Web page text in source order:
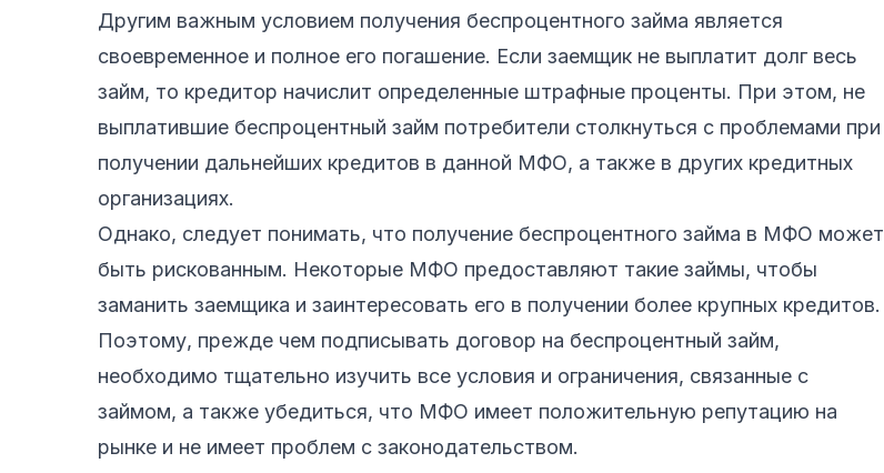
Другим важным условием получения беспроцентного займа является
своевременное и полное его погашение. Если заемщик не выплатит долг весь
займ, то кредитор начислит определенные штрафные проценты. При этом, не
выплатившие беспроцентный займ потребители столкнуться с проблемами при
получении дальнейших кредитов в данной МФО, а также в других кредитных
организациях.
Однако, следует понимать, что получение беспроцентного займа в МФО может
быть рискованным. Некоторые МФО предоставляют такие займы, чтобы
заманить заемщика и заинтересовать его в получении более крупных кредитов.
Поэтому, прежде чем подписывать договор на беспроцентный займ,
необходимо тщательно изучить все условия и ограничения, связанные с
займом, а также убедиться, что МФО имеет положительную репутацию на
рынке и не имеет проблем с законодательством.